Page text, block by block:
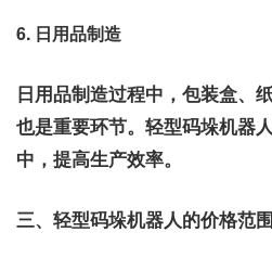
6. 日用品制造
日用品制造过程中，包装盒、
也是重要环节。轻型码垛机器
中，提高生产效率。
三、轻型码垛机器人的价格范围